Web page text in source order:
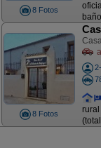
8 Fotos
8 Fotos
a